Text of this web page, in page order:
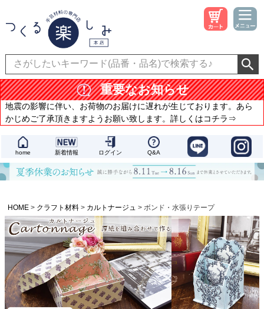
重要なお知らせ
地震の影響に伴い、お荷物のお届けに遅れが生じております。あら
かじめご了承頂きますようお願い致します。詳しくはコチラ⇒
home 新着情報 ログイン Q&A
HOME クラフト材料 カルトナージュ ボンド・水張りテープ